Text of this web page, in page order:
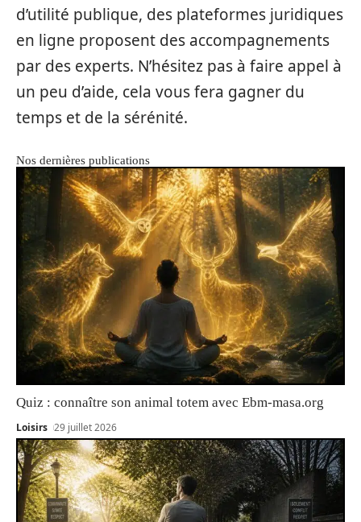
d’utilité publique, des plateformes juridiques
en ligne proposent des accompagnements
par des experts. N’hésitez pas à faire appel à
un peu d’aide, cela vous fera gagner du
temps et de la sérénité.
Nos dernières publications
Quiz : connaître son animal totem avec Ebm-masa.org
Loisirs 29 juillet 2026